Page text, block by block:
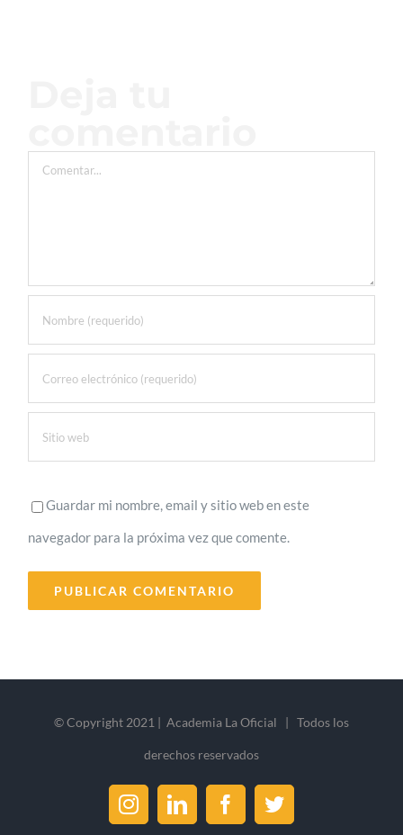
Comentar
Guardar mi nombre, email y sitio web en este
navegador para la próxima vez que comente.
© Copyright 2021 | Academia La Oficial | Todos los
derechos reservados
InstagramLinkedInFacebookTwitter